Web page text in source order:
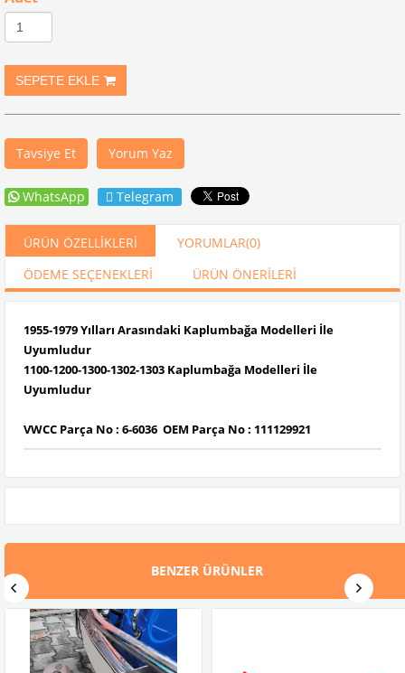
Tavsiye Et Yorum Yaz
WhatsApp Telegram
ÜRÜN ÖZELLIKLERI YORUMLAR(0)
ÖDEME SEÇENEKLERI
ÜRÜN ÖNERILERI
1955-1979 Yılları Arasındaki Kaplumbağa Modelleri İle
Uyumludur
1100-1200-1300-1302-1303 Kaplumbağa Modelleri İle
Uyumludur
VWCC Parça No : 6-6036 OEM Parça No : 111129921
BENZER ÜRÜNLER